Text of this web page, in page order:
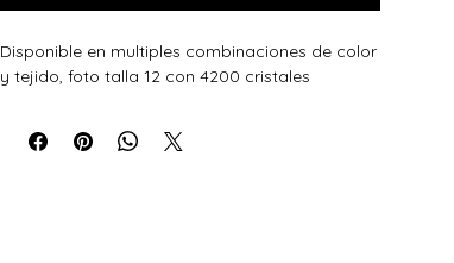
Disponible en multiples combinaciones de color
y tejido, foto talla 12 con 4200 cristales